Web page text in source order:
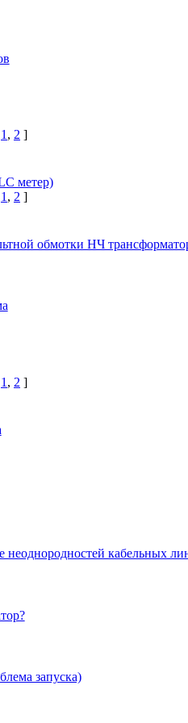
1 , 2 ]
метер)
1 , 2 ]
обмотки НЧ
1 , 2 ]
неоднородностей кабельных
запуска)